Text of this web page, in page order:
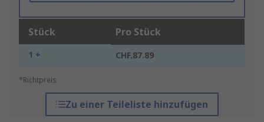
Stück Pro Stück
1 + CHF.87.89
*Richtpreis
Zu einer Teileliste hinzufügen